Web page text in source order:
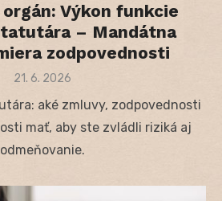
Výkon funkcie
– Mandátna
zodpovednosti
Posted
21. 6. 2026
aké zmluvy, zodpovednosti
mať, aby ste zvládli riziká aj
odmeňovanie.